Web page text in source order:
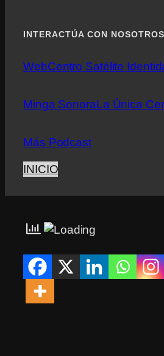
INTERACTÚA CON NOSOTROS
WebCentro Satélite
Minga SonoraLa Única
Más Podcast
INICIO